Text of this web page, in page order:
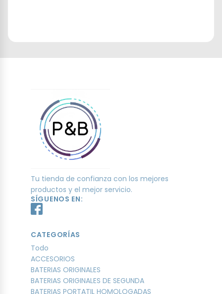
Tu tienda de confianza con los mejores
productos y el mejor servicio.
SÍGUENOS EN:
CATEGORÍAS
Todo
ACCESORIOS
BATERIAS ORIGINALES
BATERIAS ORIGINALES DE SEGUNDA
BATERIAS PORTATIL HOMOLOGADAS